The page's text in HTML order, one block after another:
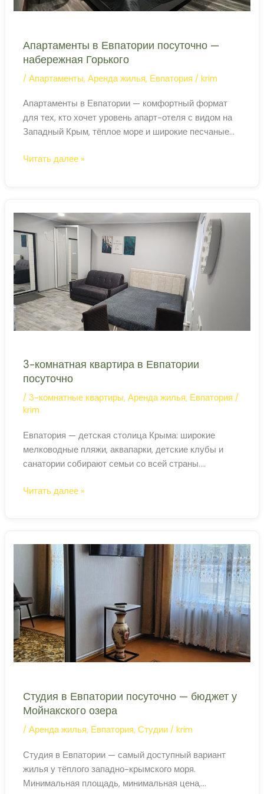
Апартаменты в Евпатории посуточно —
набережная Горького
/Апартаменты,Аренда жилья, Евпатория /krim
Апартаменты в Евпатории — комфортный формат
для тех, кто хочет уровень апарт-отеля с видом на
Западный Крым, тёплое море и широкие песчаные
сервис. Апарт-отели в Евпатории В Евпатории за
преимущественно в западной части […]
Апартаменты
—
набережная
Горького
Читать далее »
3-комнатная квартира в Евпатории
посуточно
/ 3-комнатные квартиры,Аренда жилья, Евпатория /
krim
Евпатория — детская столица Крыма: широкие
мелководные пляжи, аквапарки, детские клубы и
санатории собирают семьи со всей страны.
детей и взрослых отдельно, готовить дома и
полноценной кухней — комфортный вариант для
3-
Евпатории
посуточно
Читать далее »
Студия в Евпатории посуточно — бюджет у
Мойнакского озера
/Аренда жилья, Евпатория,Студии /krim
Студия в Евпатории — самый доступный вариант
жилья у тёплого западно-крымского моря.
Минимальная площадь, минимальная цена,